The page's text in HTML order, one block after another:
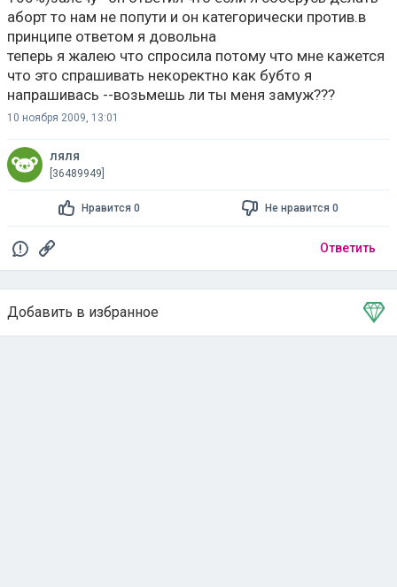
аборт то нам не попути и он категорически против.в
принципе ответом я довольна
теперь я жалею что спросила потому что мне кажется
что это спрашивать некоректно как бубто я
напрашивась --возьмешь ли ты меня замуж???
10 ноября 2009, 13:01
ляля
[36489949]
Нравится 0 Не нравится 0
Ответить
Добавить в избранное
Тема в избранном